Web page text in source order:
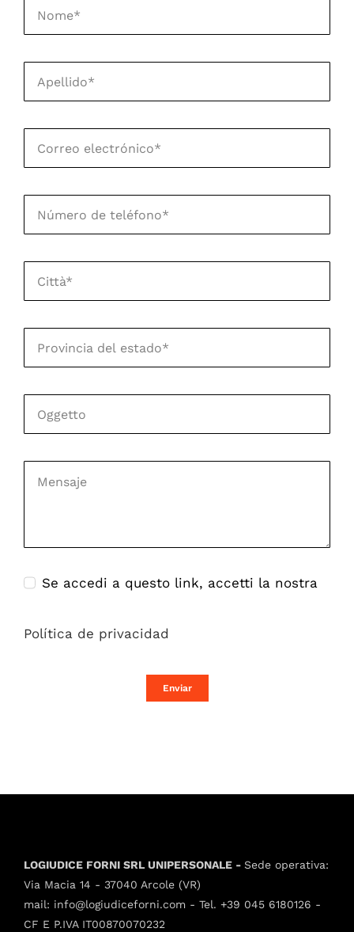
Se accedi a questo link, accetti la nostra
Política de privacidad
Enviar
LOGIUDICE FORNI SRL UNIPERSONALE - Sede operativa:
Via Macia 14 - 37040 Arcole (VR)
mail: info@logiudiceforni.com - Tel. +39 045 6180126 -
CF E P.IVA IT00870070232